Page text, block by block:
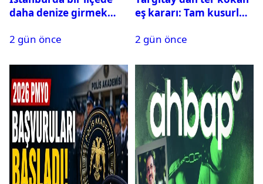
daha denize girmek
2 gün önce
eş kararı: Tam kusurlu
2 gün önce